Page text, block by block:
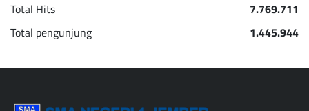
Total Hits
7.769.711
Total pengunjung
1.445.944